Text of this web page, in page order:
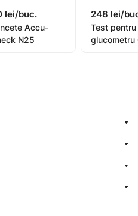
lei/buc.
Accu-
N25
248 lei/
Test pentru
glucometru